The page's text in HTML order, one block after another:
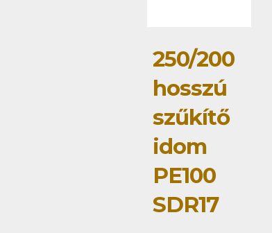
250/200
hosszú
szűkítő
idom
PE100
SDR17